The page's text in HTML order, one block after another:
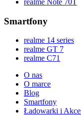
realme Note 70T
Smartfony
realme 14 series
realme GT 7
realme C71
O nas
O marce
Blog
Smartfony
Ładowarki i